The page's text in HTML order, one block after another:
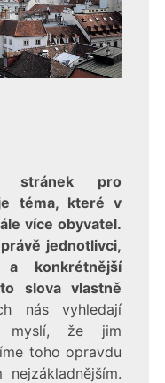
stránek pro
téma, které v
více obyvatel.
jednotlivci,
konkrétnější
slova vlastně
nás vyhledají
myslí, že jim
toho opravdu